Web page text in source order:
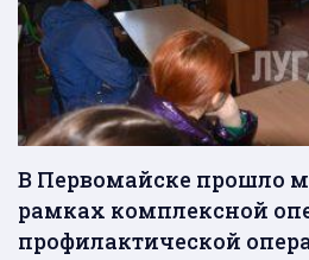
В Первомайске прошло
рамках комплексной
профилактической